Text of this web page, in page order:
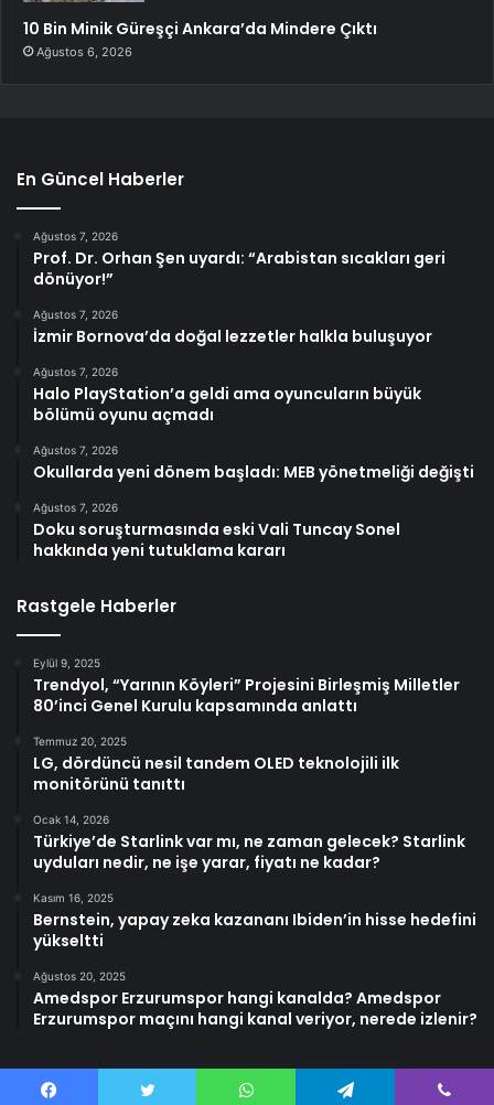
10 Bin Minik Güreşçi Ankara’da Mindere Çıktı
Ağustos 6, 2026
En Güncel Haberler
Ağustos 7, 2026
Prof. Dr. Orhan Şen uyardı: “Arabistan sıcakları geri
dönüyor!”
Ağustos 7, 2026
İzmir Bornova’da doğal lezzetler halkla buluşuyor
Ağustos 7, 2026
Halo PlayStation’a geldi ama oyuncuların büyük
bölümü oyunu açmadı
Ağustos 7, 2026
Okullarda yeni dönem başladı: MEB yönetmeliği değişti
Ağustos 7, 2026
Doku soruşturmasında eski Vali Tuncay Sonel
hakkında yeni tutuklama kararı
Rastgele Haberler
Eylül 9, 2025
Trendyol, “Yarının Köyleri” Projesini Birleşmiş Milletler
80’inci Genel Kurulu kapsamında anlattı
Temmuz 20, 2025
LG, dördüncü nesil tandem OLED teknolojili ilk
monitörünü tanıttı
Ocak 14, 2026
Türkiye’de Starlink var mı, ne zaman gelecek? Starlink
uyduları nedir, ne işe yarar, fiyatı ne kadar?
Kasım 16, 2025
Bernstein, yapay zeka kazananı Ibiden’in hisse hedefini
yükseltti
Ağustos 20, 2025
Amedspor Erzurumspor hangi kanalda? Amedspor
Erzurumspor maçını hangi kanal veriyor, nerede izlenir?